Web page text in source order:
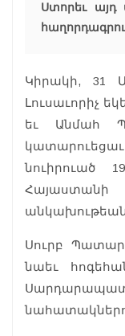
Ստորեւ այդ
Կիրակի, 31
Լուսաւորիչ
եւ Անմահ
նուիրուած
Հայաստանի
Սուրբ
նաեւ